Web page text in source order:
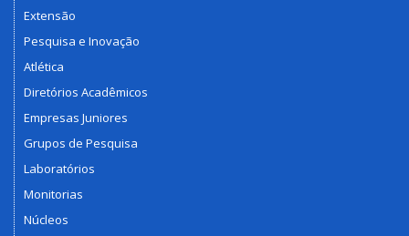
Extensão
Pesquisa e Inovação
Atlética
Diretórios Acadêmicos
Empresas Juniores
Grupos de Pesquisa
Laboratórios
Monitorias
Núcleos